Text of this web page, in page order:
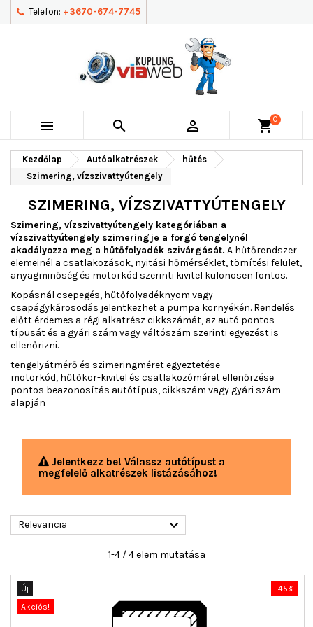
Telefon: +3670-674-7745
   shopping_cart0
Kezdőlap Autóalkatrészek
hűtés
Szimering, vízszivattyútengely
SZIMERING, VÍZSZIVATTYÚTENGELY
Szimering, vízszivattyútengely kategóriában a
vízszivattyútengely szimeringje a forgó tengelynél
akadályozza meg a hűtőfolyadék szivárgását. A hűtőrendszer
elemeinél a csatlakozások, nyitási hőmérséklet, tömítési felület,
anyagminőség és motorkód szerinti kivitel különösen fontos.
Kopásnál csepegés, hűtőfolyadéknyom vagy
csapágykárosodás jelentkezhet a pumpa környékén. Rendelés
előtt érdemes a régi alkatrész cikkszámát, az autó pontos
típusát és a gyári szám vagy váltószám szerinti egyezést is
ellenőrizni.
tengelyátmérő és szimeringméret egyeztetése
motorkód, hűtőkör-kivitel és csatlakozóméret ellenőrzése
pontos beazonosítás autótípus, cikkszám vagy gyári szám
alapján
Jelentkezz be! Válassz autótípust a
megfelelő alkatrészek listázásához!
Relevancia 
1-4 / 4 elem mutatása
-45%
Új
Akciós!